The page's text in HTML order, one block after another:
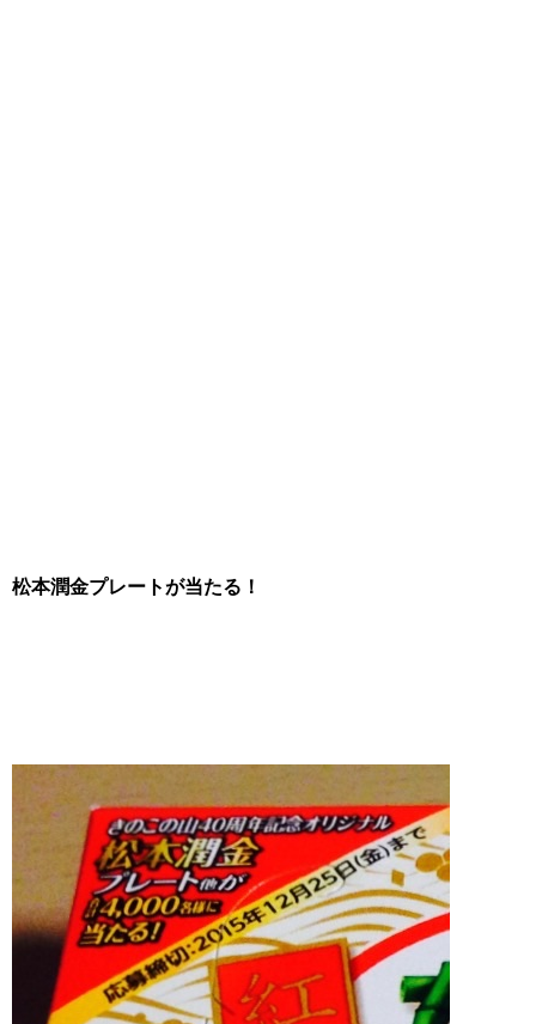
松本潤金プレートが当たる！